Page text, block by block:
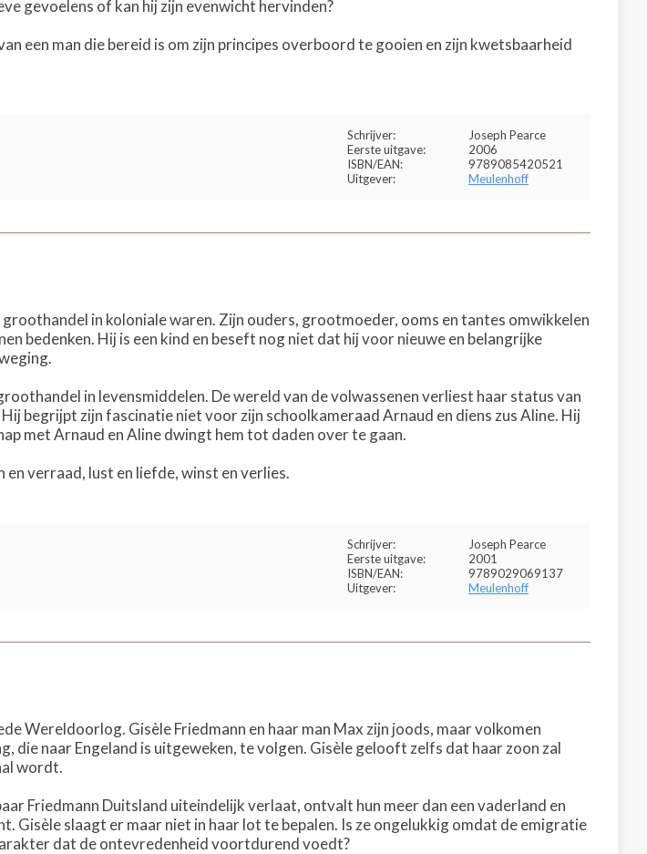
gevoelens of kan hij zijn evenwicht hervinden?
een man die bereid is om zijn principes overboord te gooien en zijn kwetsbaarheid
Schrijver:
Joseph Pearce
Eerste uitgave:
2006
ISBN/EAN:
9789085420521
Uitgever:
Meulenhoff
in koloniale waren. Zijn ouders, grootmoeder, ooms en tantes omwikkelen
bedenken. Hij is een kind en beseft nog niet dat hij voor nieuwe en belangrijke
in levensmiddelen. De wereld van de volwassenen verliest haar status van
begrijpt zijn fascinatie niet voor zijn schoolkameraad Arnaud en diens zus Aline. Hij
met Arnaud en Aline dwingt hem tot daden over te gaan.
verraad, lust en liefde, winst en verlies.
Schrijver:
Joseph Pearce
Eerste uitgave:
2001
ISBN/EAN:
9789029069137
Uitgever:
Meulenhoff
Wereldoorlog. Gisèle Friedmann en haar man Max zijn joods, maar volkomen
die naar Engeland is uitgeweken, te volgen. Gisèle gelooft zelfs dat haar zoon zal
wordt.
Friedmann Duitsland uiteindelijk verlaat, ontvalt hun meer dan een vaderland en
Gisèle slaagt er maar niet in haar lot te bepalen. Is ze ongelukkig omdat de emigratie
dat de ontevredenheid voortdurend voedt?